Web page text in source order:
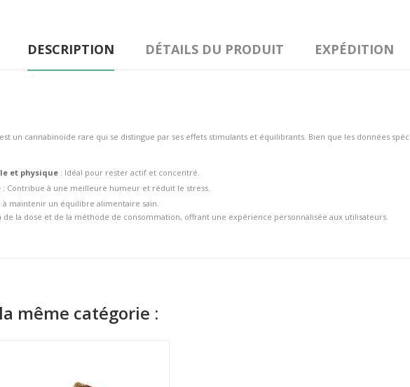
DESCRIPTION DÉTAILS DU PRODUIT EXPÉDITION
un cannabinoïde rare qui se distingue par ses effets stimulants et équilibrants. Bien que les données
et physique : Idéal pour rester actif et concentré.
: Contribue à une meilleure humeur et réduit le stress.
à maintenir un équilibre alimentaire sain.
la dose et de la méthode de consommation, offrant une expérience personnalisée aux utilisateurs.
même catégorie :